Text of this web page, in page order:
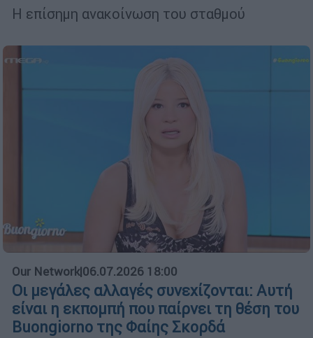
Η επίσημη ανακοίνωση του σταθμού
Our Network|06.07.2026 18:00
Οι μεγάλες αλλαγές συνεχίζονται: Αυτή
είναι η εκπομπή που παίρνει τη θέση του
Buongiorno της Φαίης Σκορδά